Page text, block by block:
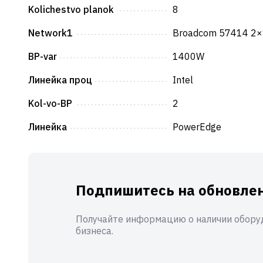
Kolichestvo planok
8
Network1
Broadcom 57414
BP-var
1400W
Линейка проц
Intel
Kol-vo-BP
2
Линейка
PowerEdge
Подпишитесь на
Получайте информацию о наличии
бизнеса.